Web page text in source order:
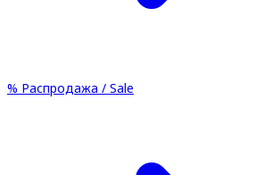
% Распродажа / Sale